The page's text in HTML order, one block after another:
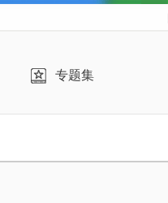
专题集